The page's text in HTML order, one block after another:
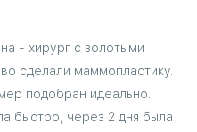
- хирург с золотыми
сделали маммопластику.
подобран идеально.
быстро, через 2 дня была